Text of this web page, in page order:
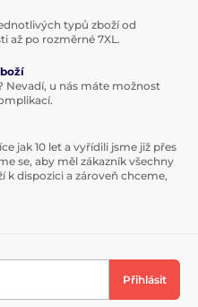
typů zboží od
až po rozměrné 7XL.
Nevadí, u nás máte možnost
jak 10 let a vyřídili jsme již přes
se, aby měl zákazník všechny
k dispozici a zároveň chceme,
Přihlásit